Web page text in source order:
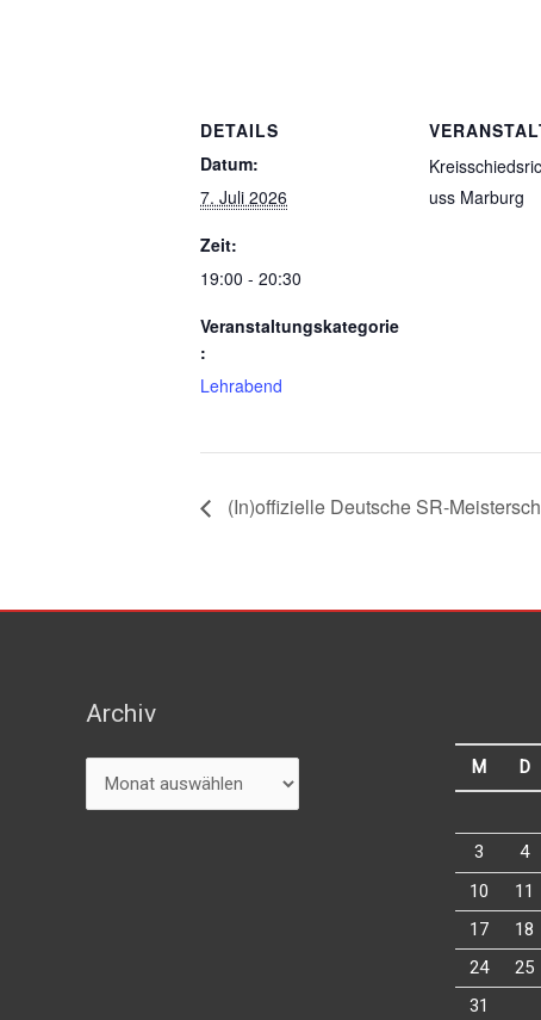
DETAILS
Datum:
7. Juli 2026
Zeit:
19:00 - 20:30
Veranstaltungskategorie
:
Lehrabend
uss Marburg
(In)offizielle Deutsche SR-
Archiv
Archiv
M D
3
4
10
11
17
18
24
25
31